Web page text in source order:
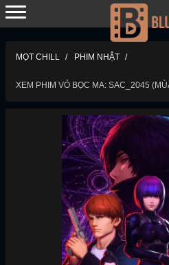
MỌT CHILL PHIM NHẬT
XEM PHIM VỎ BỌC MA: SAC_2045